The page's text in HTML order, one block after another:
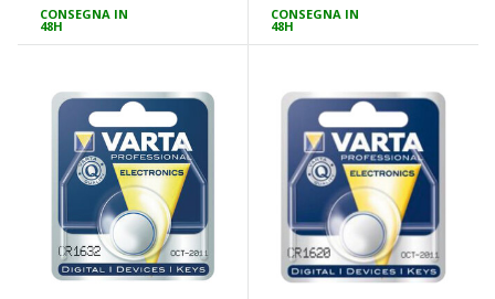
CONSEGNA IN
48H
CONSEGNA IN
48H